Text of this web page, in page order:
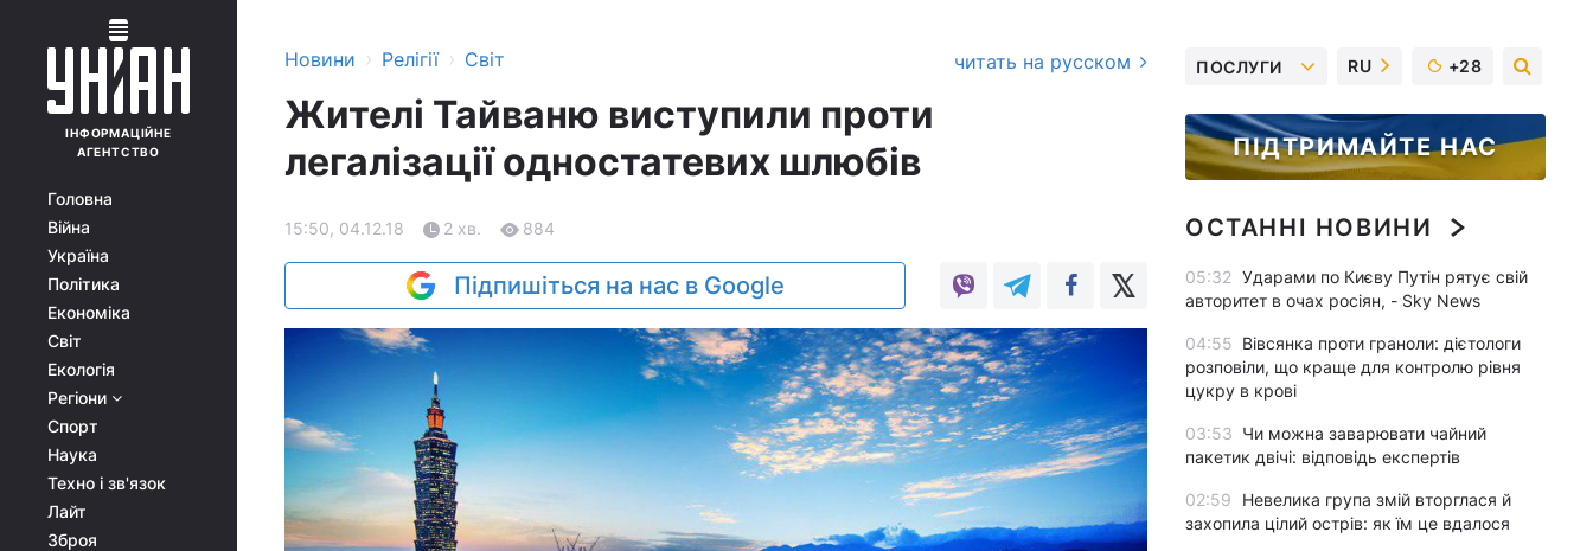
ІНФОРМАЦІЙНЕ
АГЕНТСТВО
Головна
Війна
Україна
Політика
Економіка
Світ
Екологія
Регіони
Спорт
Наука
Техно і зв'язок
Лайт
Зброя
Новини › Релігії › Світ читать на русском
Жителі Тайваню виступили проти
легалізації одностатевих шлюбів
15:50, 04.12.18 2 хв. 884
Підпишіться на нас в Google
ПОСЛУГИ RU +28
ПІДТРИМАЙТЕ НАС
ОСТАННІ НОВИНИ
05:32 Ударами по Києву Путін рятує свій
авторитет в очах росіян, - Sky News
04:55 Вівсянка проти граноли: дієтологи
розповіли, що краще для контролю рівня
цукру в крові
03:53 Чи можна заварювати чайний
пакетик двічі: відповідь експертів
02:59
Невелика група змій вторглася й
захопила цілий острів: як їм це вдалося